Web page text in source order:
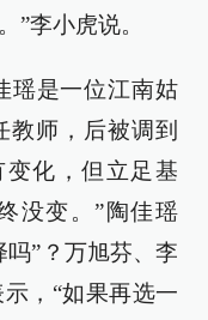
”李小虎说。
瑶是一位江南姑
师，后被调到
化，但立足基
没变。”陶佳瑶
”？万旭芬、李
，“如果再选一